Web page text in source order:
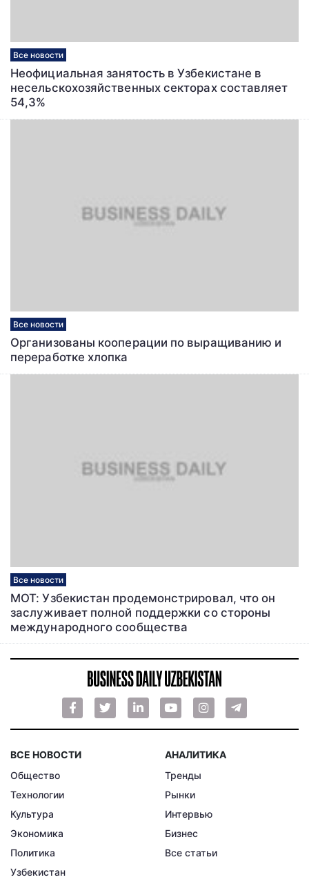
Все новости
Неофициальная занятость в Узбекистане в
несельскохозяйственных секторах составляет
54,3%
Все новости
Организованы кооперации по выращиванию и
переработке хлопка
Все новости
МОТ: Узбекистан продемонстрировал, что он
заслуживает полной поддержки со стороны
международного сообщества
ВСЕ НОВОСТИ
Общество
Технологии
Культура
Экономика
Политика
Узбекистан
АНАЛИТИКА
Тренды
Рынки
Интервью
Бизнес
Все статьи